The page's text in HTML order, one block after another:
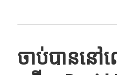
ចាប់បាននៅល